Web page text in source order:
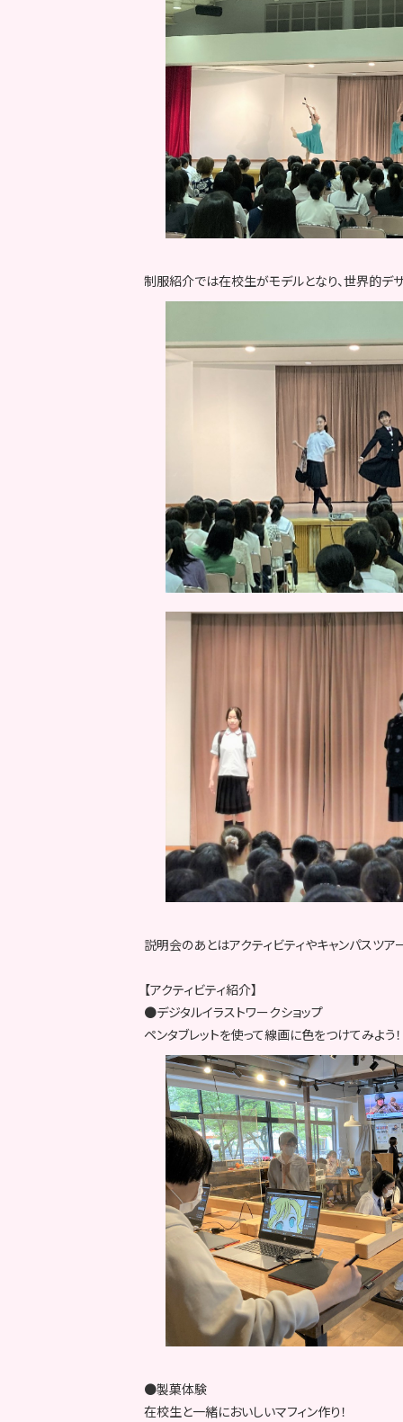
制服紹介では在校生がモデルとなり、世界的デ
説明会のあとはアクティビティやキャンパスツ
【アクティビティ紹介】
●デジタルイラストワークショップ
ペンタブレットを使って線画に色をつけてみよう！
●製菓体験
在校生と一緒においしいマフィン作り！